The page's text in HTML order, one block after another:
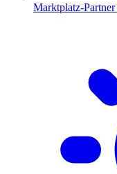
Marktplatz-Partner